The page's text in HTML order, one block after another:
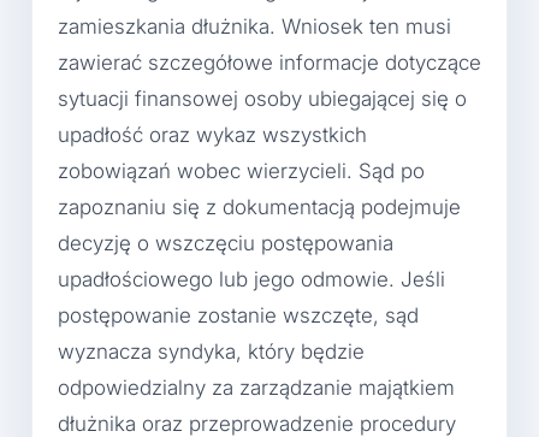
zamieszkania dłużnika. Wniosek ten musi
zawierać szczegółowe informacje dotyczące
sytuacji finansowej osoby ubiegającej się o
upadłość oraz wykaz wszystkich
zobowiązań wobec wierzycieli. Sąd po
zapoznaniu się z dokumentacją podejmuje
decyzję o wszczęciu postępowania
upadłościowego lub jego odmowie. Jeśli
postępowanie zostanie wszczęte, sąd
wyznacza syndyka, który będzie
odpowiedzialny za zarządzanie majątkiem
dłużnika oraz przeprowadzenie procedury